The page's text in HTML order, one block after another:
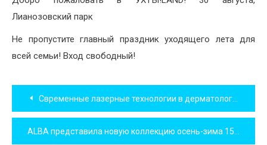
Лианозовский парк
Не пропустите главный праздник уходящего лета для
всей семьи! Вход свободный!
Навигация
по
Свременные лазерные технологии в дерматологии и косметологии